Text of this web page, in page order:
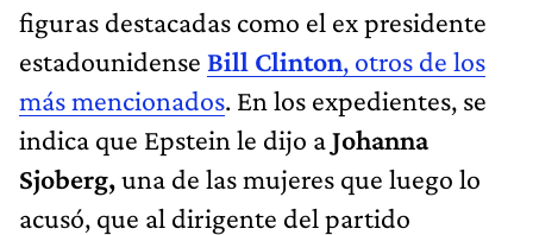
figuras destacadas como el ex presidente
estadounidense Bill Clinton, otros de los
más mencionados. En los expedientes, se
indica que Epstein le dijo aJohanna
Sjoberg,una de las mujeres que luego lo
acusó, que al dirigente del partido